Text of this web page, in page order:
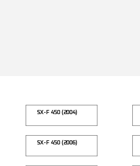
SX-F 450 (2004)
SX-F 450 (2006)